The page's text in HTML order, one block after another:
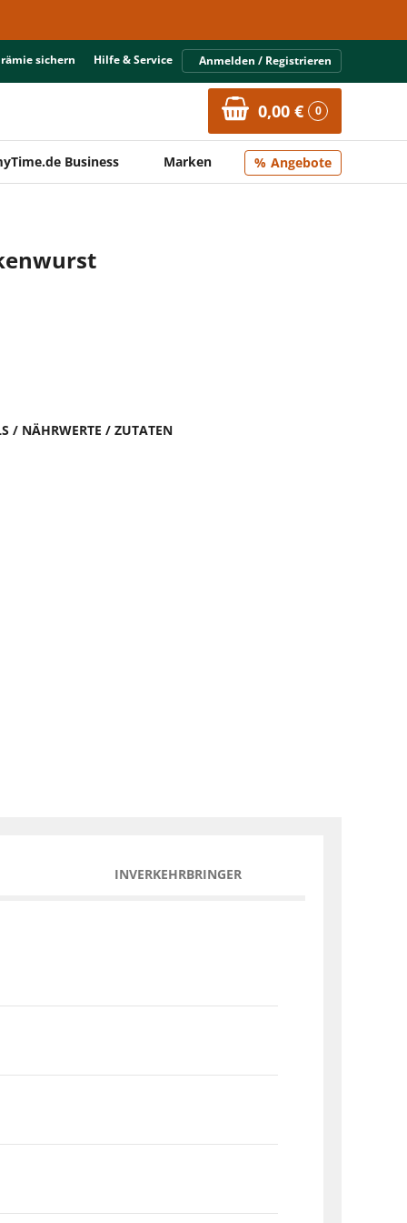
sichern Hilfe & Service Anmelden / Registrieren
0,00 € 0
Business Marken Angebote
/ NÄHRWERTE / ZUTATEN
INVERKEHRBRINGER